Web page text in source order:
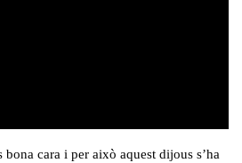
bona cara i per això aquest dijous s’ha